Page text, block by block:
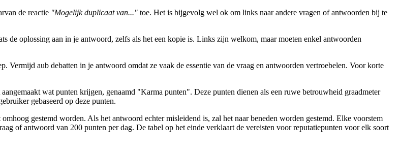
de reactie "Mogelijk duplicaat van..." toe. Het is bijgevolg wel ok om links naar andere vragen of antwoorden bij te
de oplossing aan in je antwoord, zelfs als het een kopie is. Links zijn welkom, maar moeten enkel antwoorden
Vermijd aub debatten in je antwoord omdat ze vaak de essentie van de vraag en antwoorden vertroebelen. Voor korte
wat punten krijgen, genaamd "Karma punten". Deze punten dienen als een ruwe betrouwheid graadmeter
gebaseerd op deze punten.
gestemd worden. Als het antwoord echter misleidend is, zal het naar beneden worden gestemd. Elke voorstem
of antwoord van 200 punten per dag. De tabel op het einde verklaart de vereisten voor reputatiepunten voor elk soort